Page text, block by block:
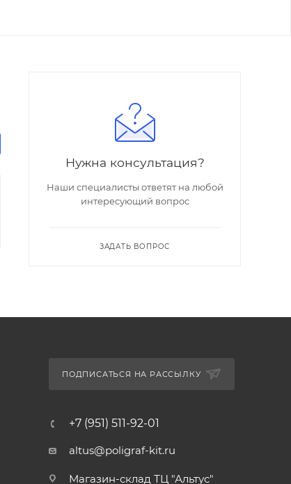
Нужна консультация?
Наши специалисты ответят на любой
интересующий вопрос
ЗАДАТЬ ВОПРОС
ПОДПИСАТЬСЯ НА РАССЫЛКУ
+7 (951) 511-92-01
altus@poligraf-kit.ru
Магазин-склад ТЦ "Альтус"